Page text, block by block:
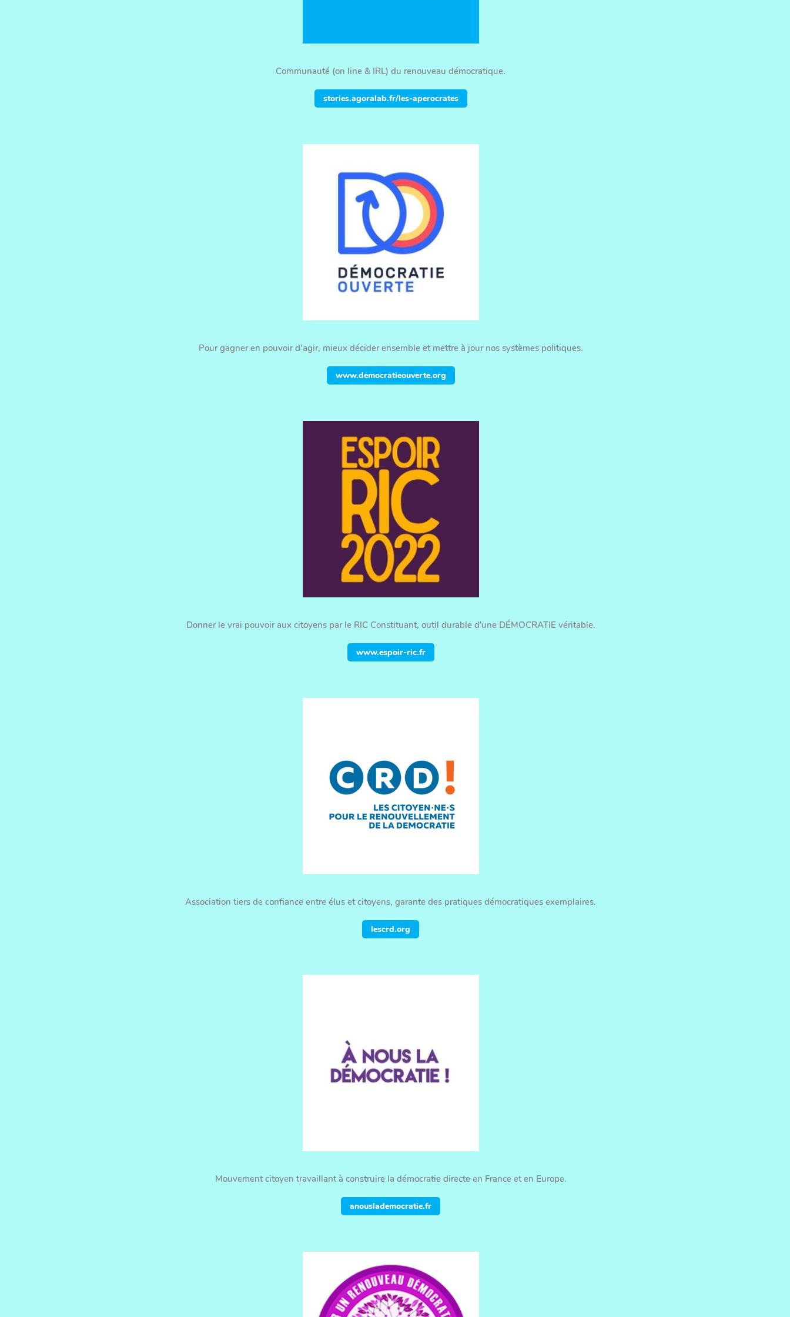
Communauté (on line & IRL) du renouveau démocratique.
stories.agoralab.fr/les-aperocrates
Pour gagner en pouvoir d’agir, mieux décider ensemble et mettre à jour nos systèmes politiques.
www.democratieouverte.org
Donner le vrai pouvoir aux citoyens par le RIC Constituant, outil durable d'une DÉMOCRATIE véritable.
www.espoir-ric.fr
Association tiers de confiance entre élus et citoyens, garante des pratiques démocratiques exemplaires.
lescrd.org
Mouvement citoyen travaillant à construire la démocratie directe en France et en Europe.
anouslademocratie.fr